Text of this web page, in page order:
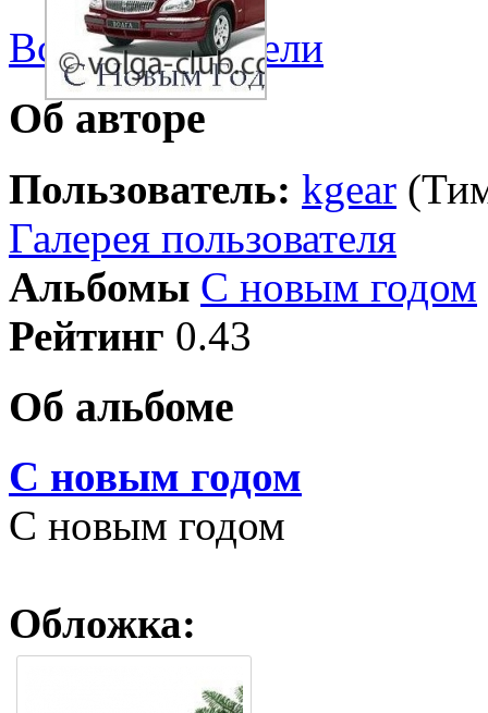
Все пользователи
Об авторе
Пользователь: kgear
Галерея пользователя
Альбомы С новым годом
Рейтинг 0.43
Об альбоме
С новым годом
С новым годом
Обложка: